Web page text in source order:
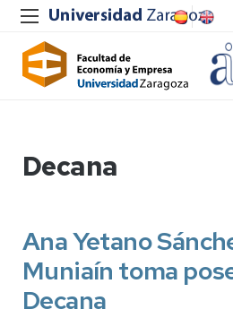
Decana
Ana Yetano
Muniaín toma
Decana